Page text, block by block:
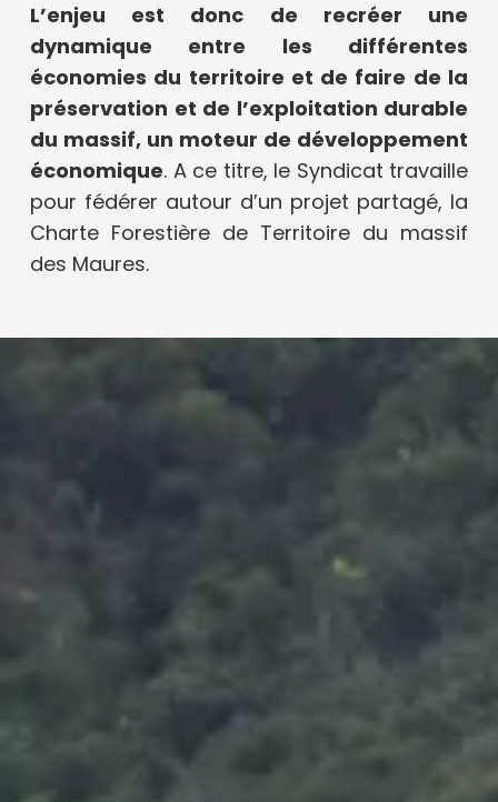
L’enjeu est donc de recréer une
dynamique entre les différentes
économies du territoire et de faire de la
préservation et de l’exploitation durable
du massif, un moteur de développement
économique. A ce titre, le Syndicat travaille
pour fédérer autour d’un projet partagé, la
Charte Forestière de Territoire du massif
des Maures.